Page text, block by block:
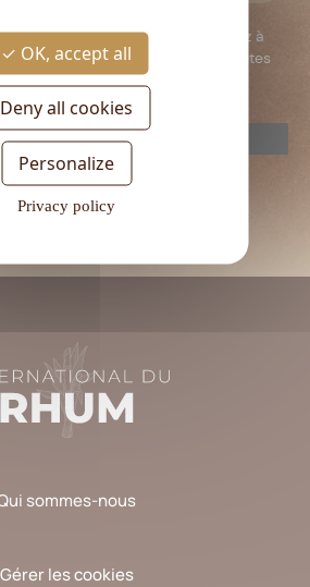
à notre newsletter, vous consentez à
Vous confirmez que vous êtes
ans.
is disabled. Allow
sommes-nous
Gérer les cookies
OK, accept all
Deny all cookies
Personalize
Privacy policy